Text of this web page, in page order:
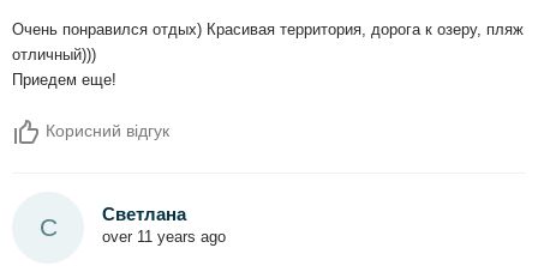
Очень понравился отдых) Красивая территория, дорога к озеру, пляж
отличный)))
Приедем еще!
Корисний відгук
С Светлана
over 11 years ago